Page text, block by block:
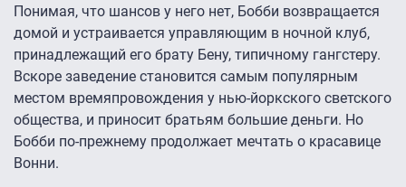
Понимая, что шансов у него нет, Бобби возвращается
домой и устраивается управляющим в ночной клуб,
принадлежащий его брату Бену, типичному гангстеру.
Вскоре заведение становится самым популярным
местом времяпровождения у нью-йоркского светского
общества, и приносит братьям большие деньги. Но
Бобби по-прежнему продолжает мечтать о красавице
Вонни.